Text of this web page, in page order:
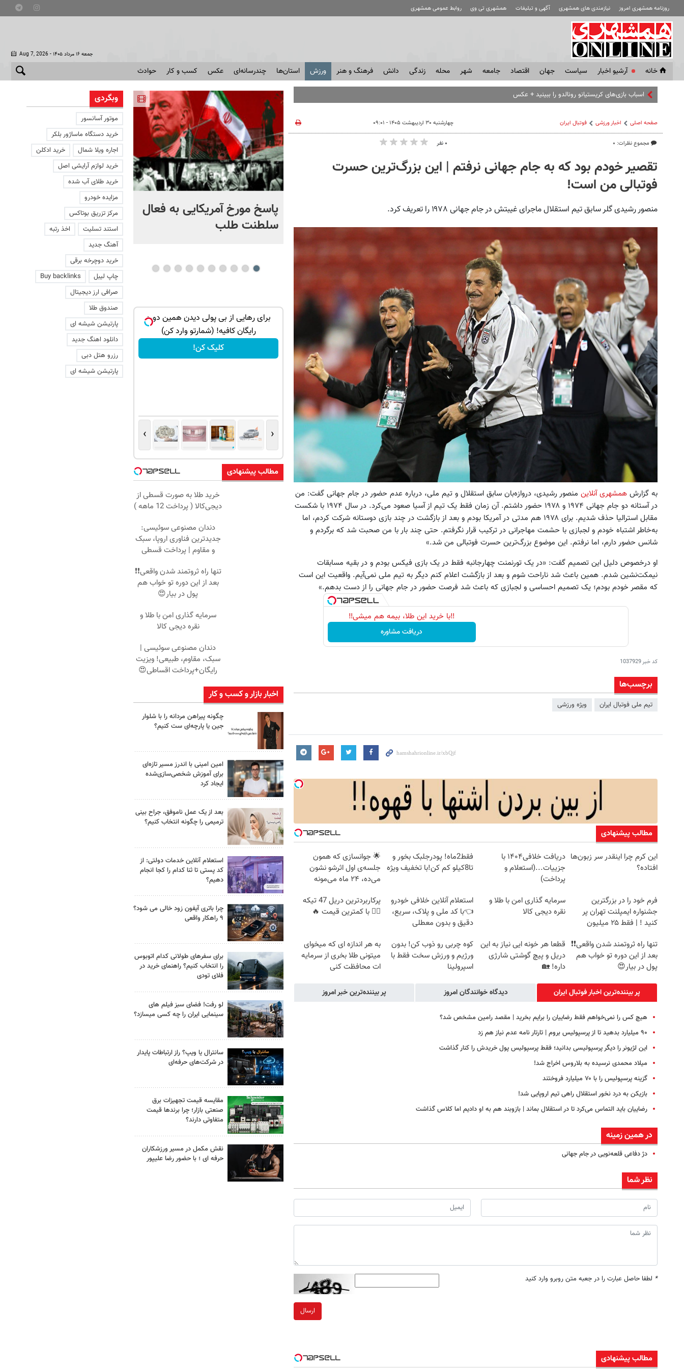
روزنامه همشهری امروز نیازمندی های همشهری آگهی و تبلیغات همشهری تی وی روابط عمومی همشهری
Aug 7, 2026 - جمعه ۱۶ مرداد ۱۴۰۵
خانه آرشیو اخبار سياست جهان اقتصاد جامعه شهر محله زندگی دانش فرهنگ و هنر ورزش استان‌ها چندرسانه‌ای عکس کسب و کار حوادث
اسباب‌ بازی‌های کریستیانو رونالدو را ببینید + عکس
صفحه اصلی اخبار ورزشی فوتبال ايران
مجموع نظرات: ۰
چهارشنبه ۳۰ اردیبهشت ۱۴۰۵ - ۰۹:۰۱
۰ نفر
تقصیر خودم بود که به جام جهانی نرفتم | این بزرگ‌ترین حسرت
فوتبالی من است!
منصور رشیدی گلر سابق تیم استقلال ماجرای غیبتش در جام جهانی ۱۹۷۸ را تعریف کرد.
به گزارش همشهری آنلاین منصور رشیدی، دروازه‌بان سابق استقلال و تیم ملی، درباره عدم حضور در جام جهانی گفت: من
در آستانه دو جام جهانی ۱۹۷۴ و ۱۹۷۸ حضور داشتم. آن زمان فقط یک تیم از آسیا صعود می‌کرد. در سال ۱۹۷۴ با شکست
مقابل استرالیا حذف شدیم. برای ۱۹۷۸ هم مدتی در آمریکا بودم و بعد از بازگشت در چند بازی دوستانه شرکت کردم، اما
به‌خاطر اشتباه خودم و لجبازی با حشمت مهاجرانی در ترکیب قرار نگرفتم. حتی چند بار با من صحبت شد که برگردم و
شانس حضور دارم، اما نرفتم. این موضوع بزرگ‌ترین حسرت فوتبالی من شد.»
او درخصوص دلیل این تصمیم گفت: «در یک تورنمنت چهارجانبه فقط در یک بازی فیکس بودم و در بقیه مسابقات
نیمکت‌نشین شدم. همین باعث شد ناراحت شوم و بعد از بازگشت اعلام کنم دیگر به تیم ملی نمی‌آیم. واقعیت این است
که مقصر خودم بودم؛ یک تصمیم احساسی و لجبازی که باعث شد فرصت حضور در جام جهانی را از دست بدهم.»
‼️با خرید این طلا، بیمه هم میشی‼️
دریافت مشاوره
کد خبر1037929
برچسب‌ها
تیم ملی فوتبال ایران ویژه ورزشی
مطالب پیشنهادی
این کرم چرا اینقدر سر زبون‌ها
افتاده؟
دریافت خلافی۱۴۰۴ با
جزییات...(استعلام و
پرداخت)
فقط2ماه! پودرجلبک بخور و
تا8کیلو کم کن!با تخفیف ویژه
🌟 جوانسازی که همون
جلسه‌ی اول اثرشو نشون
می‌ده، ۲۴ ماه می‌مونه
فرم خود را در بزرگترین
جشنواره ایمپلنت تهران پر
کنید ! | فقط ۲۵ میلیون
سرمایه گذاری امن با طلا و
نقره دیجی کالا
استعلام آنلاین خلافی خودرو
👈با کد ملی و پلاک، سریع،
دقیق و بدون معطلی
پرکاربردترین دریل 47 تیکه
👈🏻 با کمترین قیمت 🔥
تنها راه ثروتمند شدن واقعی❗❗
بعد از این دوره تو خواب هم
پول در بیار😍
قطعا هر خونه ایی نیاز به این
دریل و پیچ گوشتی شارژی
داره! 🏡
کوه چربی رو ذوب کن! بدون
ورژیم و ورزش سخت فقط با
اسپرولینا
به هر اندازه ای که میخوای
میتونی طلا بخری از سرمایه
ات محافظت کنی
پر بیننده‌ترین اخبار فوتبال ايران دیدگاه خوانندگان امروز پر بیننده‌ترین خبر امروز
هیچ کس را نمی‌خواهم فقط رضاییان را برایم بخرید | مقصد رامین مشخص شد؟
۹۰ میلیارد بدهید تا از پرسپولیس بروم | تارتار نامه عدم نیاز هم زد
این لژیونر را دیگر پرسپولیسی بدانید؛ فقط پرسپولیس پول خریدش را کنار گذاشت
میلاد محمدی نرسیده به بلاروس اخراج شد!
گزینه پرسپولیس را با ۷۰ میلیارد فروختند
بازیکن به درد نخور استقلال راهی تیم اروپایی شد!
رضاییان باید التماس می‌کرد تا در استقلال بماند | بازوبند هم به او دادیم اما کلاس گذاشت
در همین زمینه
دژ دفاعی قلعه‌نویی در جام جهانی
نظر شما
* لطفا حاصل عبارت را در جعبه متن روبرو وارد کنید
ارسال
مطالب پیشنهادی
شادمهر عقیلی قطعه «گل
یاس» را بازخوانی کرد | ببینید
پاسخ مورخ آمریکایی به فعال
سلطنت طلب
با دوچرخه به مترو بروید
راه فروش خودروی شما 🚗
ثبت خودرو ✅
جای این پک تقویت موی جلبک توی حمومت
خالیه!45%تخفیف
خرید محصول
به بزرگترین جشنواره ایمپلنت تهران سر بزنید
! | فقط ۲۵ میلیون !
رزرورایگان نوبت
برای رهایی از بی پولی دیدن همین دوره
رایگان کافیه! (شمارتو وارد کن)
کلیک کن!
‹
›
مطالب پیشنهادی
خرید طلا به صورت قسطی از
دیجی‌کالا ( پرداخت 12 ماهه )
دندان مصنوعی سوئیسی:
جدیدترین فناوری اروپا، سبک
و مقاوم | پرداخت قسطی
تنها راه ثروتمند شدن واقعی❗❗
بعد از این دوره تو خواب هم
پول در بیار😍
سرمایه گذاری امن با طلا و
نقره دیجی کالا
دندان مصنوعی سوئیسی |
سبک، مقاوم، طبیعی! ویزیت
رایگان+پرداخت اقساطی😍
اخبار بازار و کسب و کار
چگونه پیراهن مردانه را با شلوار
جین یا پارچه‌ای ست کنیم؟
امین امینی با اندرز مسیر تازه‌ای
برای آموزش شخصی‌سازی‌شده
ایجاد کرد
بعد از یک عمل ناموفق، جراح بینی
ترمیمی را چگونه انتخاب کنیم؟
استعلام آنلاین خدمات دولتی: از
کد پستی تا ثنا کدام را کجا انجام
دهیم؟
چرا باتری آیفون زود خالی می شود؟
۹ راهکار واقعی
برای سفرهای طولانی کدام اتوبوس
را انتخاب کنیم؟ راهنمای خرید در
فلای تودی
لو رفت! فضای سبز فیلم های
سینمایی ایران را چه کسی میسازد؟
سانترال یا ویپ؟ راز ارتباطات پایدار
در شرکت‌های حرفه‌ای
مقایسه قیمت تجهیزات برق
صنعتی بازار؛ چرا برندها قیمت
متفاوتی دارند؟
نقش مکمل در مسیر ورزشکاران
حرفه ای ؛ با حضور رضا علیپور
وبگردی
موتور آسانسور
خرید دستگاه ماساژور بلکر
اجاره ویلا شمال
خرید ادکلن
خرید لوازم آرایشی اصل
خرید طلای آب شده
مزایده خودرو
مرکز تزریق بوتاکس
استند تسلیت
اخذ رتبه
آهنگ جدید
خرید دوچرخه برقی
چاپ لیبل
Buy backlinks
صرافی ارز دیجیتال
صندوق طلا
پارتیشن شیشه ای
دانلود اهنگ جدید
رزرو هتل دبی
پارتیشن شیشه ای